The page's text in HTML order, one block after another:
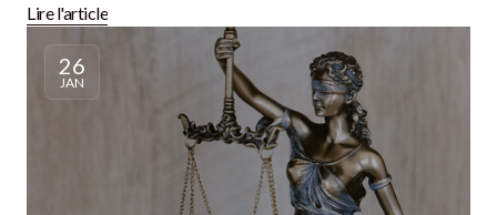
Lire l'article
26
JAN